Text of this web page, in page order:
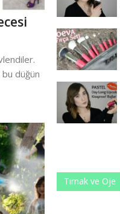
düğün
Tırnak ve Oje